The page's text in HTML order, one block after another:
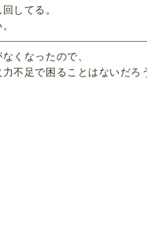
してる。
くなったので、
不足で困ることはないだろ